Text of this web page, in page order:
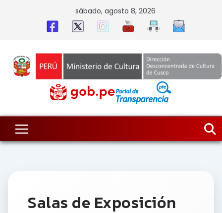
sábado, agosto 8, 2026
Salas de Exposición